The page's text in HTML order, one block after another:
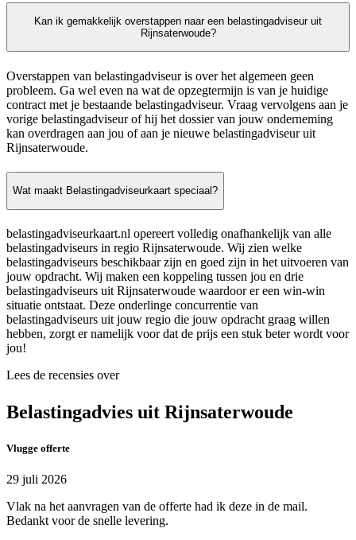
Kan ik gemakkelijk overstappen naar een belastingadviseur uit
Rijnsaterwoude?
Overstappen van belastingadviseur is over het algemeen geen
probleem. Ga wel even na wat de opzegtermijn is van je huidige
contract met je bestaande belastingadviseur. Vraag vervolgens aan je
vorige belastingadviseur of hij het dossier van jouw onderneming
kan overdragen aan jou of aan je nieuwe belastingadviseur uit
Rijnsaterwoude.
Wat maakt Belastingadviseurkaart speciaal?
belastingadviseurkaart.nl opereert volledig onafhankelijk van alle
belastingadviseurs in regio Rijnsaterwoude. Wij zien welke
belastingadviseurs beschikbaar zijn en goed zijn in het uitvoeren van
jouw opdracht. Wij maken een koppeling tussen jou en drie
belastingadviseurs uit Rijnsaterwoude waardoor er een win-win
situatie ontstaat. Deze onderlinge concurrentie van
belastingadviseurs uit jouw regio die jouw opdracht graag willen
hebben, zorgt er namelijk voor dat de prijs een stuk beter wordt voor
jou!
Lees de recensies over
Belastingadvies uit Rijnsaterwoude
Vlugge offerte
29 juli 2026
Vlak na het aanvragen van de offerte had ik deze in de mail.
Bedankt voor de snelle levering.